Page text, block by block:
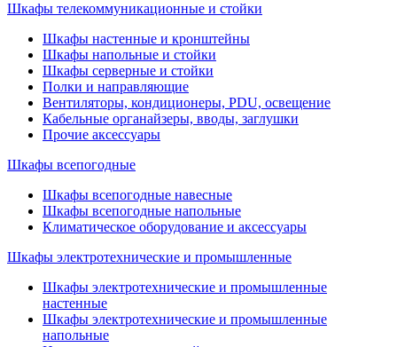
Шкафы телекоммуникационные и стойки
Шкафы настенные и кронштейны
Шкафы напольные и стойки
Шкафы серверные и стойки
Полки и направляющие
Вентиляторы, кондиционеры, PDU, освещение
Кабельные органайзеры, вводы, заглушки
Прочие аксеcсуары
Шкафы всепогодные
Шкафы всепогодные навесные
Шкафы всепогодные напольные
Климатическое оборудование и аксессуары
Шкафы электротехнические и промышленные
Шкафы электротехнические и промышленные
настенные
Шкафы электротехнические и промышленные
напольные